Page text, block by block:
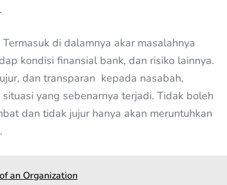
di dalamnya akar masalahnya
kondisi finansial bank, dan risiko lainnya.
dan transparan kepada nasabah,
yang sebenarnya terjadi. Tidak boleh
dan tidak jujur hanya akan meruntuhkan
an Organization